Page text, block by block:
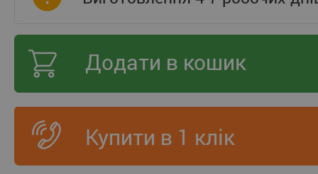
Додати в кошик
Купити в 1 клік